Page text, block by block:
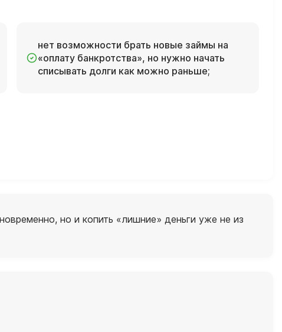
нет возможности брать новые займы на
«оплату банкротства», но нужно начать
списывать долги как можно раньше;
но и копить «лишние» деньги уже не из